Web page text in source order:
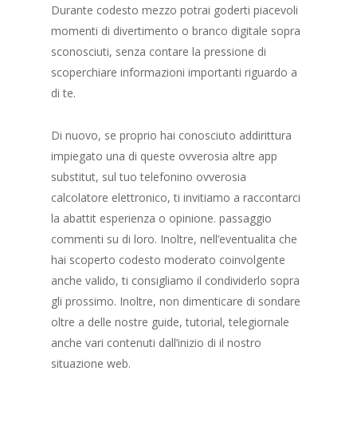
Durante codesto mezzo potrai goderti piacevoli
momenti di divertimento o branco digitale sopra
sconosciuti, senza contare la pressione di
scoperchiare informazioni importanti riguardo a
di te.
Di nuovo, se proprio hai conosciuto addirittura
impiegato una di queste ovverosia altre app
substitut, sul tuo telefonino ovverosia
calcolatore elettronico, ti invitiamo a raccontarci
la abattit esperienza o opinione. passaggio
commenti su di loro. Inoltre, nell’eventualita che
hai scoperto codesto moderato coinvolgente
anche valido, ti consigliamo il condividerlo sopra
gli prossimo. Inoltre, non dimenticare di sondare
oltre a delle nostre guide, tutorial, telegiornale
anche vari contenuti dall’inizio di il nostro
situazione web.